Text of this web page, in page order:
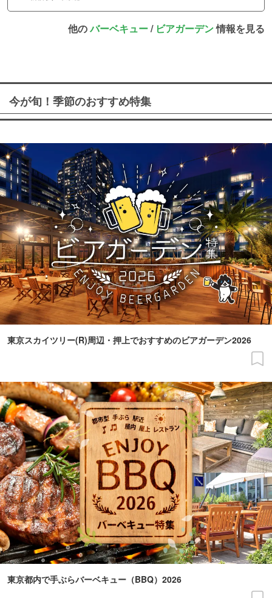
他のバーベキュー/ ビアガーデン情報を見る
今が旬！季節のおすすめ特集
東京スカイツリー(R)周辺・押上でおすすめのビアガーデン2026
東京都内で手ぶらバーベキュー（BBQ）2026